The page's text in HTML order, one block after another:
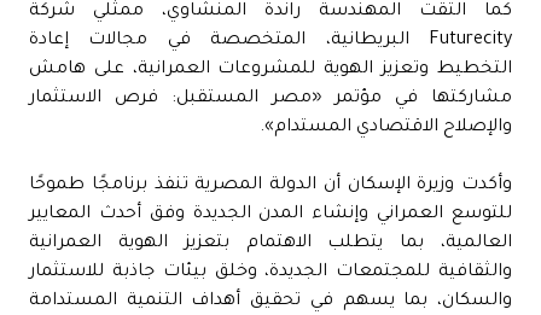
كما التقت المهندسة راندة المنشاوي، ممثلي شركة
Futurecity البريطانية، المتخصصة في مجالات إعادة
التخطيط وتعزيز الهوية للمشروعات العمرانية، على هامش
مشاركتها في مؤتمر «مصر المستقبل: فرص الاستثمار
والإصلاح الاقتصادي المستدام».
وأكدت وزيرة الإسكان أن الدولة المصرية تنفذ برنامجًا طموحًا
للتوسع العمراني وإنشاء المدن الجديدة وفق أحدث المعايير
العالمية، بما يتطلب الاهتمام بتعزيز الهوية العمرانية
والثقافية للمجتمعات الجديدة، وخلق بيئات جاذبة للاستثمار
والسكان، بما يسهم في تحقيق أهداف التنمية المستدامة